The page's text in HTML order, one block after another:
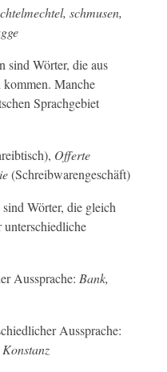
schmusen,
sind Wörter, die aus
kommen. Manche
Sprachgebiet
Offerte
(Schreibwarengeschäft)
Wörter, die gleich
unterschiedliche
Aussprache: Bank,
Aussprache: